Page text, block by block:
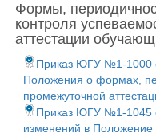
Формы,
контроля
аттестации
Приказ ЮГУ №1-1000
Положения о формах,
промежуточной
Приказ ЮГУ №1-1045
изменений в